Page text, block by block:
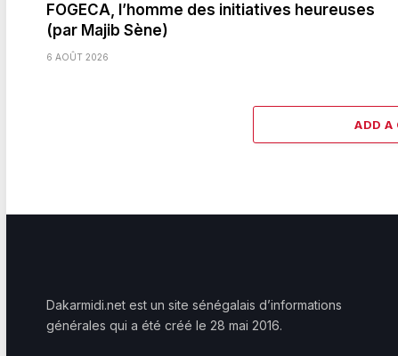
FOGECA, l’homme des initiatives heureuses
(par Majib Sène)
6 AOÛT 2026
ADD A
Dakarmidi.net est un site sénégalais d’informations
générales qui a été créé le 28 mai 2016.